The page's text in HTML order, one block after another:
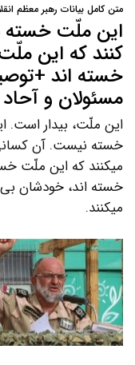
متن کامل بیانات رهبر معظم
این ملّت خسته
کنند که این
خسته اند
مسئولان و
این ملّت، بیدار است.
خسته نیست. آن کسانی
میکنند که این ملّت
خسته اند، خودشان
میکنند.